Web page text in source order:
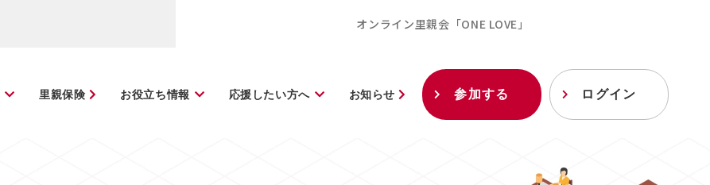
オンライン里親会「ONE LOVE」
里親保険 お役立ち情報 応援したい方へ お知らせ 参加する ログイン